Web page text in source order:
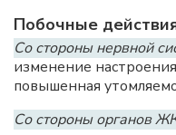
Побочные
Со стороны нервной
изменение
повышенная
Со стороны органов